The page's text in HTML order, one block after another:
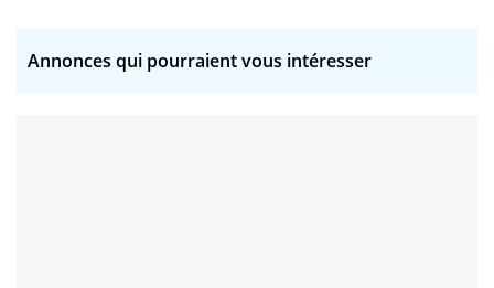
Annonces qui pourraient vous intéresser